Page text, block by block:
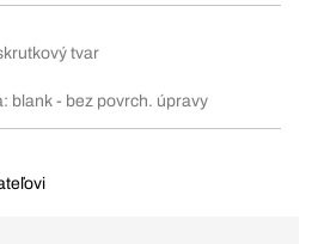
tvar
blank - bez povrch. úpravy